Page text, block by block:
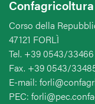
Corso della
47121 FORLÌ
Tel. +39 0543/33466
Fax. +39 0543/
E-mail:
PEC: